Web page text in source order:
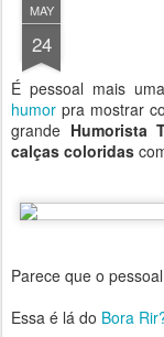
MAY
24
É pessoal mais
humor pra mostrar
grande Humorista
calças coloridas
Parece que o
Essa é lá do Bora